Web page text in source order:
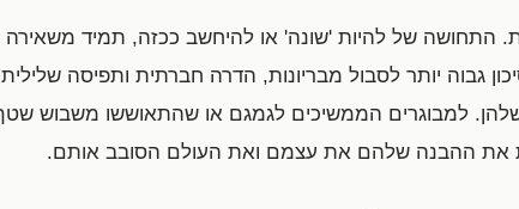
התחושה של להיות 'שונה' או להיחשב ככזה, תמיד משאירה
גבוה יותר לסבול מבריונות, הדרה חברתית ותפיסה
למבוגרים הממשיכים לגמגם או שהתאוששו משבוש
את ההבנה שלהם את עצמם ואת העולם הסובב אותם.